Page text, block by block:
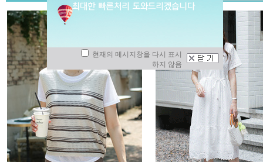
현재의 메시지창을 다시 표시
하지 않음